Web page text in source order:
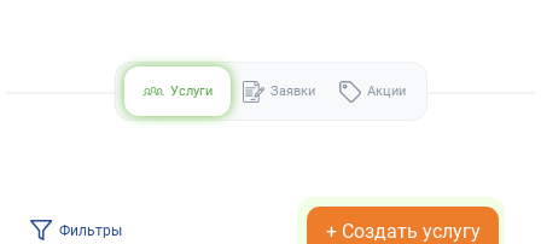
Услуги Заявки Акции
Фильтры + Создать услугу